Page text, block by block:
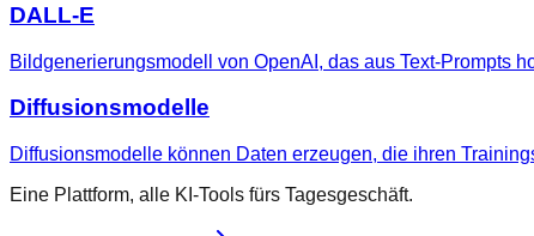
DALL-E
Bildgenerierungsmodell von OpenAI, das aus Text-Prompts
Diffusionsmodelle
Diffusionsmodelle können Daten erzeugen, die ihren
Eine Plattform, alle KI-Tools fürs Tagesgeschäft.